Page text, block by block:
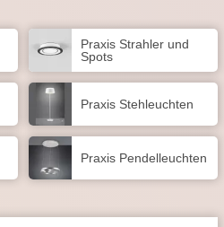
Praxis Strahler und
Spots
Praxis Stehleuchten
Praxis Pendelleuchten